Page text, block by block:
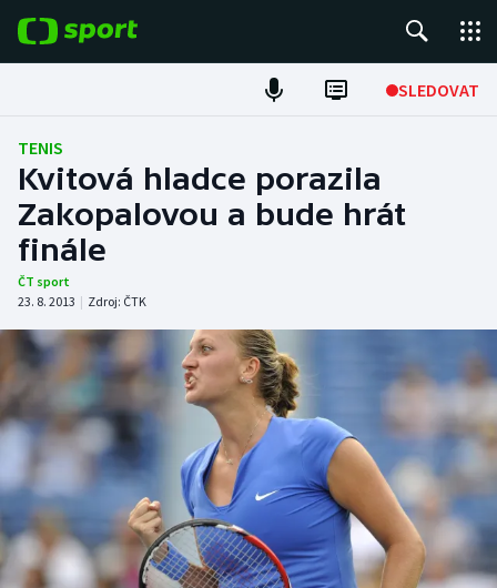
SLEDOVAT
Fotbal
Hokej
Tenis
Atletika
Cyklistika
DALŠÍ SPORTY
Americký fotbal
Baseball a softbal
Basketbal
NEPŘEHLÉDNĚTE
Soutěže
Historické návraty
TENIS
Kvitová hladce porazila
Zakopalovou a bude hrát
finále
ČT sport
23. 8. 2013 | Zdroj: ČTK